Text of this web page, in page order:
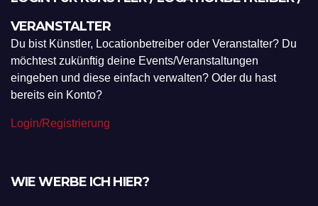
LOGIN FÜR KÜNSTLER / LOCATIONBETREIBER /
VERANSTALTER
Du bist Künstler, Locationbetreiber oder Veranstalter? Du
möchtest zukünftig deine Events/Veranstaltungen
eingeben und diese einfach verwalten? Oder du hast
bereits ein Konto?